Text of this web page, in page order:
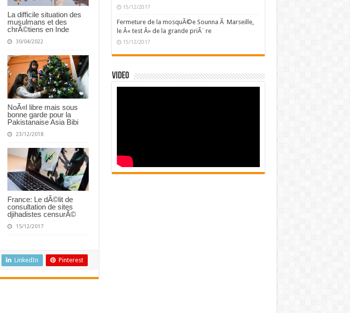
La difficile situation des
musulmans et des
chrÃ©tiens en Inde
30/04/2022
NoÃ«l libre mais sous
bonne garde pour la
Pakistanaise Asia Bibi
23/12/2018
France: Le dÃ©lit de
consultation de sites
djihadistes censurÃ©
15/12/2017
LinkedIn Pinterest
15/12/2017
Fermeture de la mosquÃ©e Sounna Ã Marseille,
le Â« test Â» de la grande priÃ¨re
15/12/2017
Video